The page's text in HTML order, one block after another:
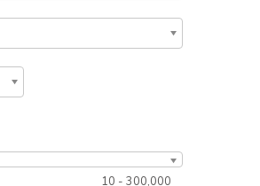
10 - 300,000